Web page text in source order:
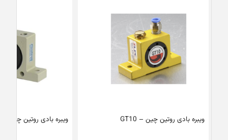
ویبره بادی روتین چین – GT10 ویبره بادی روتین چین – K20